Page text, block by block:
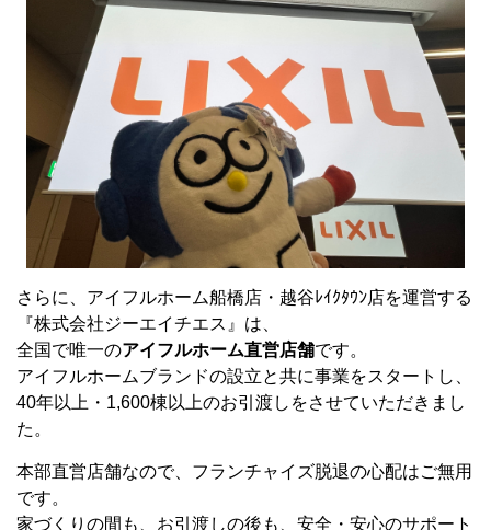
さらに、アイフルホーム船橋店・越谷ﾚｲｸﾀｳﾝ店を運営する
『株式会社ジーエイチエス』は、
全国で唯一のアイフルホーム直営店舗です。
アイフルホームブランドの設立と共に事業をスタートし、
40年以上・1,600棟以上のお引渡しをさせていただきまし
た。
本部直営店舗なので、フランチャイズ脱退の心配はご無用
です。
家づくりの間も、お引渡しの後も、安全・安心のサポート